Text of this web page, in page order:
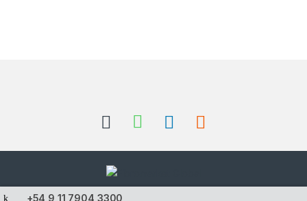
+54 9 11 7904 3300